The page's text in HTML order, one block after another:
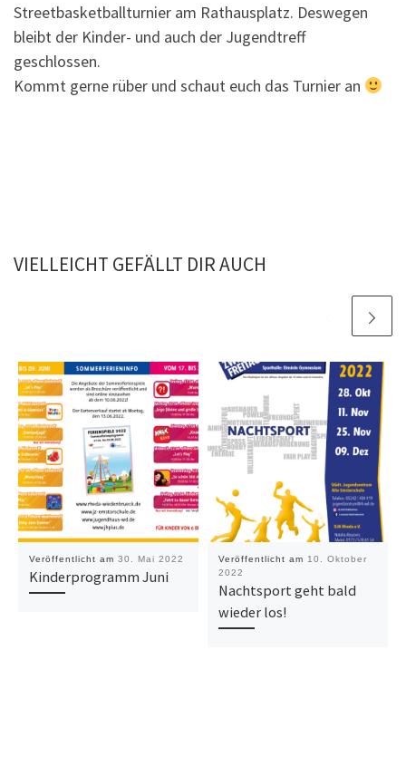
Streetbasketballturnier am Rathausplatz. Deswegen
bleibt der Kinder- und auch der Jugendtreff
geschlossen.
Kommt gerne rüber und schaut euch das Turnier an
VIELLEICHT GEFÄLLT DIR AUCH
Veröffentlicht am 30. Mai 2022
Kinderprogramm Juni
Veröffentlicht am 10. Oktober
2022
Nachtsport geht bald
wieder los!